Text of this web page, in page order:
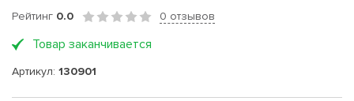
Рейтинг 0.0 0 отзывов
Товар заканчивается
Артикул: 130901